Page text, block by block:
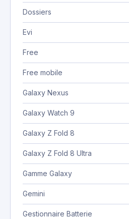
Dossiers
Evi
Free
Free mobile
Galaxy Nexus
Galaxy Watch 9
Galaxy Z Fold 8
Galaxy Z Fold 8 Ultra
Gamme Galaxy
Gemini
Gestionnaire Batterie